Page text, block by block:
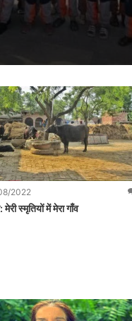
2022
स्मृतियों में मेरा गाँव